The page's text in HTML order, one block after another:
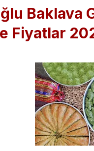
Baklava
Fiyatlar